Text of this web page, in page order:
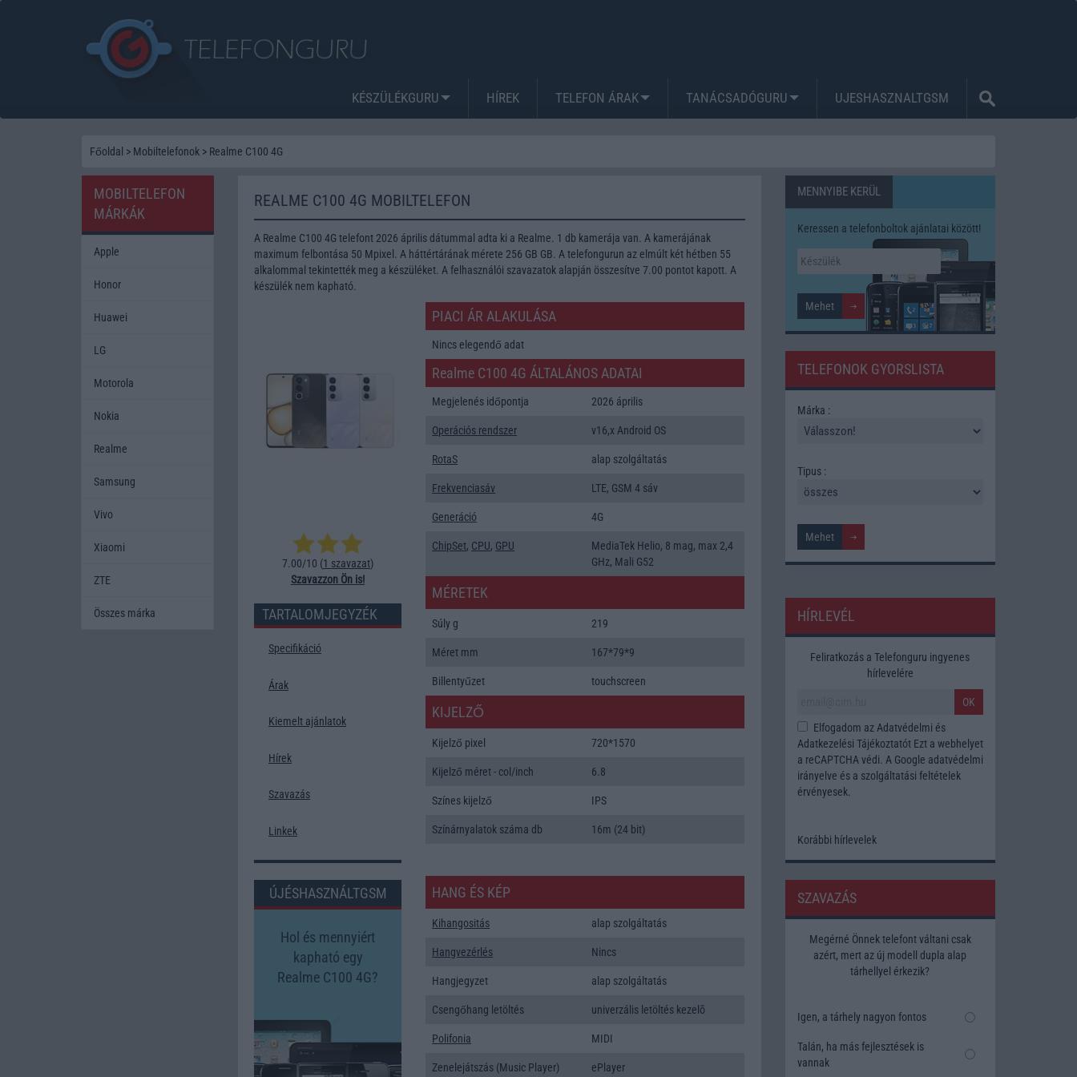
KÉSZÜLÉKGURU HÍREK TELEFON ÁRAK TANÁCSADÓGURU UJESHASZNALTGSM
Főoldal > Mobiltelefonok > Realme C100 4G
REALME C100 4G MOBILTELEFON
A Realme C100 4G telefont 2026 április dátummal adta ki a Realme. 1 db kamerája van. A kamerájának
maximum felbontása 50 Mpixel. A háttértárának mérete 256 GB GB. A telefongurun az elmúlt két hétben 55
alkalommal tekintették meg a készüléket. A felhasználói szavazatok alapján összesítve 7.00 pontot kapott. A
készülék nem kapható.
7.00/10 (1 szavazat)
Szavazzon Ön is!
TARTALOMJEGYZÉK
Specifikáció
Árak
Kiemelt ajánlatok
Hírek
Szavazás
Linkek
ÚJÉSHASZNÁLTGSM
Hol és mennyiért
kapható egy
Realme C100 4G?
PIACI ÁR ALAKULÁSA
Nincs elegendő adat
Realme C100 4G ÁLTALÁNOS ADATAI
Megjelenés időpontja 2026 április
Operációs rendszer v16,x Android OS
RotaS alap szolgáltatás
Frekvenciasáv LTE, GSM 4 sáv
Generáció 4G
ChipSet, CPU, GPU
MediaTek Helio, 8 mag, max 2,4
GHz, Mali G52
MÉRETEK
Súly g 219
Méret mm 167*79*9
Billentyűzet touchscreen
KIJELZŐ
Kijelző pixel 720*1570
Kijelző méret - col/inch 6.8
Színes kijelző IPS
Színárnyalatok száma db 16m (24 bit)
HANG ÉS KÉP
Kihangositás alap szolgáltatás
Hangvezérlés Nincs
Hangjegyzet alap szolgáltatás
Csengőhang letöltés univerzális letöltés kezelõ
Polifonia MIDI
Zenelejátszás (Music Player) ePlayer
MENNYIBE KERÜL
Keressen a telefonboltok ajánlatai között!
TELEFONOK GYORSLISTA
Márka :
Tipus :
HÍRLEVÉL
Feliratkozás a Telefonguru ingyenes
hírlevelére
OK
Elfogadom az Adatvédelmi és
Adatkezelési TájékoztatótEzt a webhelyet
a reCAPTCHA védi. A Google adatvédelmi
irányelve és a szolgáltatási feltételek
érvényesek.
Korábbi hírlevelek
SZAVAZÁS
Megérné Önnek telefont váltani csak
azért, mert az új modell dupla alap
tárhellyel érkezik?
Igen, a tárhely nagyon fontos
Talán, ha más fejlesztések is
vannak
MOBILTELEFON
MÁRKÁK
Apple
Honor
Huawei
LG
Motorola
Nokia
Realme
Samsung
Vivo
Xiaomi
ZTE
Összes márka